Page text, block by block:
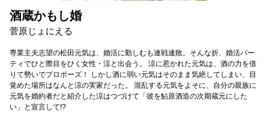
酒蔵かもし婚
菅原じょにえる
専業主夫志望の松田元気は、婚活に勤しむも連戦連敗。そんな折、婚活パー
ティでひと際目をひく女性・涼と出会う。 涼に惹かれた元気は、酒の力を借
りて勢いでプロポーズ！ しかし酒に弱い元気はそのまま気絶してしまい、目
覚めた場所はなんと涼の実家だった。 混乱する元気をよそに、自分の親族に
元気を婚約者だと紹介した涼はつづけて「彼を鮎原酒造の次期蔵元にした
い」と宣言して!?